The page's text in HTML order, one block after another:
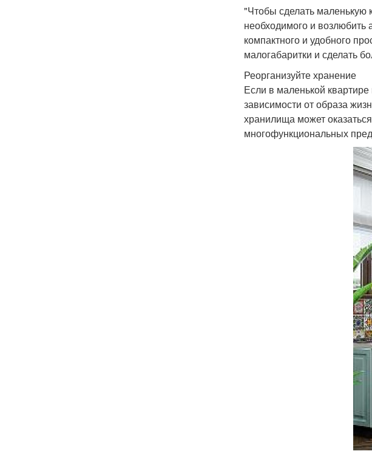
"Чтобы сделать маленькую
необходимого и
компактного и удобного
малогабаритки и сделать
Реорганизуйте хранение
Если в маленькой
зависимости от образа
хранилища может
многофункциональных